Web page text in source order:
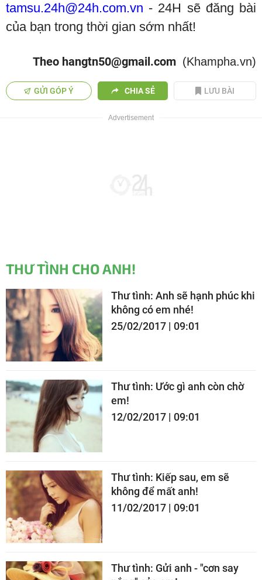
tamsu.24h@24h.com.vn - 24H sẽ đăng bài
của bạn trong thời gian sớm nhất!
Theo hangtn50@gmail.com (Khampha.vn)
GỬI GÓP Ý CHIA SẺ LƯU BÀI
THƯ TÌNH CHO ANH!
Thư tình: Anh sẽ hạnh phúc khi
không có em nhé!
25/02/2017 | 09:01
Thư tình: Ước gì anh còn chờ
em!
12/02/2017 | 09:01
Thư tình: Kiếp sau, em sẽ
không để mất anh!
11/02/2017 | 09:01
Thư tình: Gửi anh - "cơn say